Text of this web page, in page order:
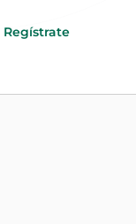
Regístrate